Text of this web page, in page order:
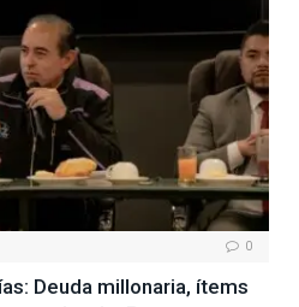
0
Deuda millonaria, ítems